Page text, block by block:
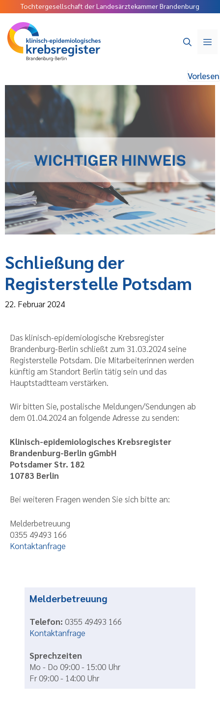
Tochtergesellschaft der Landesärztekammer Brandenburg
Vorlesen
Schließung der
Registerstelle Potsdam
22. Februar 2024
Das klinisch-epidemiologische Krebsregister
Brandenburg-Berlin schließt zum 31.03.2024 seine
Registerstelle Potsdam. Die Mitarbeiterinnen werden
künftig am Standort Berlin tätig sein und das
Hauptstadtteam verstärken.
Wir bitten Sie, postalische Meldungen/Sendungen ab
dem 01.04.2024 an folgende Adresse zu senden:
Klinisch-epidemiologisches Krebsregister
Brandenburg-Berlin gGmbH
Potsdamer Str. 182
10783 Berlin
Bei weiteren Fragen wenden Sie sich bitte an:
Melderbetreuung
0355 49493 166
Kontaktanfrage
Melderbetreuung
Telefon: 0355 49493 166
Kontaktanfrage
Sprechzeiten
Mo - Do 09:00 - 15:00 Uhr
Fr 09:00 - 14:00 Uhr